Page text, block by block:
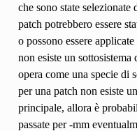
che sono state
patch potrebbero essere
o possono essere
non esiste un
opera come una specie di
per una patch non esiste
principale, allora è
passate per -mm